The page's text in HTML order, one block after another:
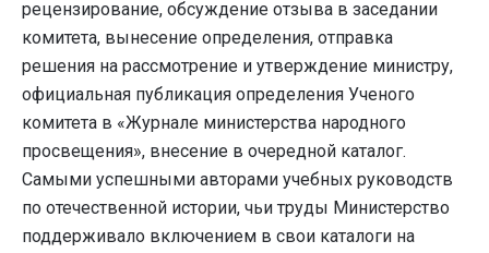
рецензирование, обсуждение отзыва в заседании
комитета, вынесение определения, отправка
решения на рассмотрение и утверждение министру,
официальная публикация определения Ученого
комитета в «Журнале министерства народного
просвещения», внесение в очередной каталог.
Самыми успешными авторами учебных руководств
по отечественной истории, чьи труды Министерство
поддерживало включением в свои каталоги на